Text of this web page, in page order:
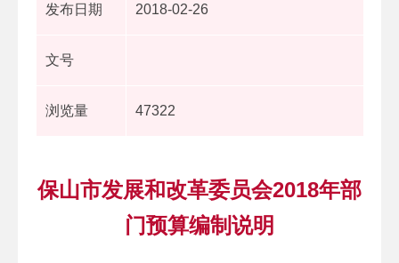
发布日期 2018-02-26
文号
浏览量 47322
保山市发展和改革委员会2018年部
门预算编制说明